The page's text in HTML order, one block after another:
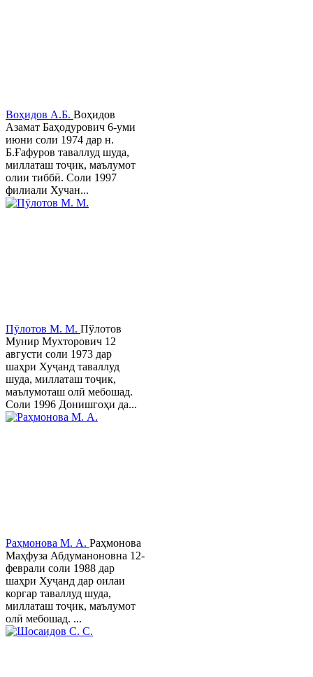
Воҳидов А.Б. Воҳидов
Азамат Баҳодурович 6-уми
июни соли 1974 дар н.
Б.Ғафуров таваллуд шуда,
миллаташ тоҷик, маълумот
олии тиббӣ. Соли 1997
филиали Хучан...
Пӯлотов М. М. Пўлотов
Мунир Мухторович 12
августи соли 1973 дар
шаҳри Хуҷанд таваллуд
шуда, миллаташ тоҷик,
маълумоташ олӣ мебошад.
Соли 1996 Донишгоҳи да...
Раҳмонова М. А. Раҳмонова
Маҳфуза Абдуманоновна 12-
феврали соли 1988 дар
шаҳри Хуҷанд дар оилаи
коргар таваллуд шуда,
миллаташ тоҷик, маълумот
олӣ мебошад. ...